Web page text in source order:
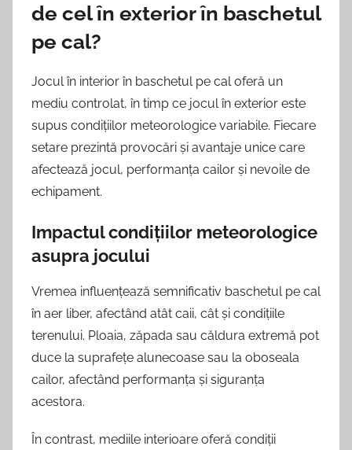
de cel în exterior în baschetul
pe cal?
Jocul în interior în baschetul pe cal oferă un
mediu controlat, în timp ce jocul în exterior este
supus condițiilor meteorologice variabile. Fiecare
setare prezintă provocări și avantaje unice care
afectează jocul, performanța cailor și nevoile de
echipament.
Impactul condițiilor meteorologice
asupra jocului
Vremea influențează semnificativ baschetul pe cal
în aer liber, afectând atât caii, cât și condițiile
terenului. Ploaia, zăpada sau căldura extremă pot
duce la suprafețe alunecoase sau la oboseala
cailor, afectând performanța și siguranța
acestora.
În contrast, mediile interioare oferă condiții